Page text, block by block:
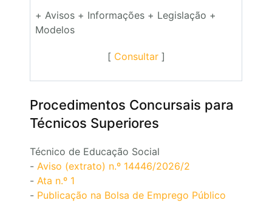
+ Avisos + Informações + Legislação +
Modelos
[ Consultar]
Procedimentos Concursais para
Técnicos Superiores
Técnico de Educação Social
- Aviso (extrato) n.º 14446/2026/2
- Ata n.º 1
- Publicação na Bolsa de Emprego Público